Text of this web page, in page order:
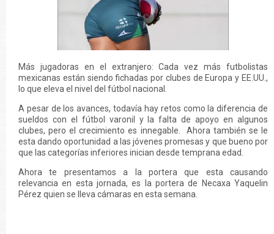
Más jugadoras en el extranjero: Cada vez más futbolistas
mexicanas están siendo fichadas por clubes de Europa y EE.UU.,
lo que eleva el nivel del fútbol nacional.
A pesar de los avances, todavía hay retos como la diferencia de
sueldos con el fútbol varonil y la falta de apoyo en algunos
clubes, pero el crecimiento es innegable. Ahora también se le
esta dando oportunidad a las jóvenes promesas y que bueno por
que las categorías inferiores inician desde temprana edad.
Ahora te presentamos a la portera que esta causando
relevancia en esta jornada, es la portera de Necaxa Yaquelin
Pérez quien se lleva cámaras en esta semana.